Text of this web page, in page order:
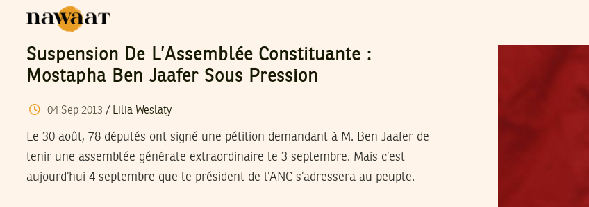
Suspension De L’Assemblée Constituante :
Mostapha Ben Jaafer Sous Pression
04 Sep 2013 / Lilia Weslaty
Le 30 août, 78 députés ont signé une pétition demandant à M. Ben Jaafer de
tenir une assemblée générale extraordinaire le 3 septembre. Mais c’est
aujourd’hui 4 septembre que le président de l’ANC s’adressera au peuple.